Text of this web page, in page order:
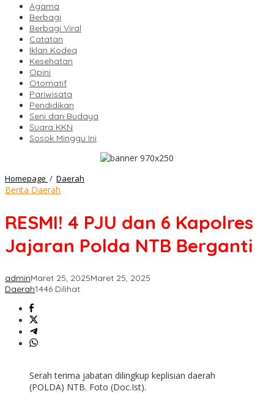
Agama
Berbagi
Berbagi Viral
Catatan
Iklan Kodeq
Kesehatan
Opini
Otomatif
Pariwisata
Pendidikan
Seni dan Budaya
Suara KKN
Sosok Minggu Ini
Homepage / Daerah
6
Jajaran
Polda
Berganti
Berita Daerah
RESMI! 4 PJU dan 6 Kapolres
Jajaran Polda NTB Berganti
adminMaret 25, 2025Maret 25, 2025
Daerah1446 Dilihat
Serah terima jabatan dilingkup keplisian daerah
(POLDA) NTB. Foto (Doc.Ist).